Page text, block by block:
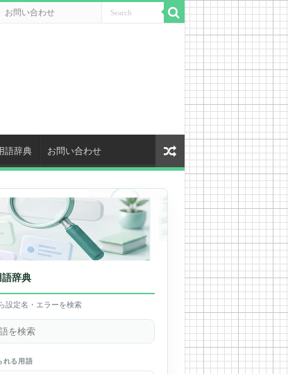
お問い合わせ
語辞典 お問い合わせ
辞典
設定名・エラーを検索
れる用語